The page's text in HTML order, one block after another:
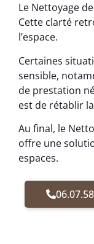
Le Nettoyage
Cette clarté
l’espace.
Certaines
sensible,
de prestation
est de rétablir
Au final, le
offre une
espaces.